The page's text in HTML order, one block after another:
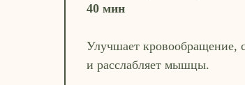
40 мин
Улучшает кровообращение,
и расслабляет мышцы.